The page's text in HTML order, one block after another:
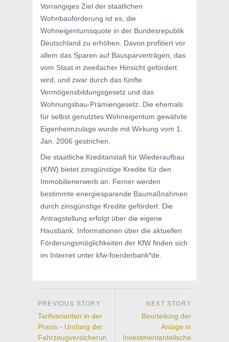
Vorrangiges Ziel der staatlichen
Wohnbauförderung ist es, die
Wohneigentumsquote in der Bundesrepublik
Deutschland zu erhöhen. Davon profitiert vor
allem das Sparen auf Bausparverträgen, das
vom Staat in zweifacher Hinsicht gefördert
wird, und zwar durch das fünfte
Vermögensbildungsgesetz und das
Wohnungsbau-Prämiengesetz. Die ehemals
für selbst genutztes Wohneigentum gewährte
Eigenheimzulage wurde mit Wirkung vom 1.
Jan. 2006 gestrichen.
Die staatliche Kreditanstalt für Wiederaufbau
(KfW) bietet zinsgünstige Kredite für den
Immobilienerwerb an. Ferner werden
bestimmte energiesparende Baumaßnahmen
durch zinsgünstige Kredite gefördert. Die
Antragstellung erfolgt über die eigene
Hausbank. Informationen über die aktuellen
Förderungsmöglichkeiten der KfW finden sich
im Internet unter kfw-foerderbank*de.
Tarifvarianten in der
Praxis - Umfang der
Fahrzeugversicherun
Beurteilung der
Anlage in
Investmentanteilsche